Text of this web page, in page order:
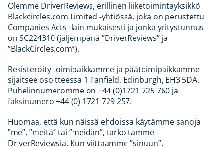
Olemme DriverReviews, erillinen liiketoimintayksikkö
Blackcircles.com Limited -yhtiössä, joka on perustettu
Companies Acts -lain mukaisesti ja jonka yritystunnus
on SC224310 (jäljempänä ”DriverReviews” ja
”BlackCircles.com”).
Rekisteröity toimipaikkamme ja päätoimipaikkamme
sijaitsee osoitteessa 1 Tanfield, Edinburgh, EH3 5DA.
Puhelinnumeromme on +44 (0)1721 725 760 ja
faksinumero +44 (0) 1721 729 257.
Huomaa, että kun näissä ehdoissa käytämme sanoja
”me”, ”meitä” tai ”meidän”, tarkoitamme
DriverReviewsia. Kun viittaamme ”sinuun”,